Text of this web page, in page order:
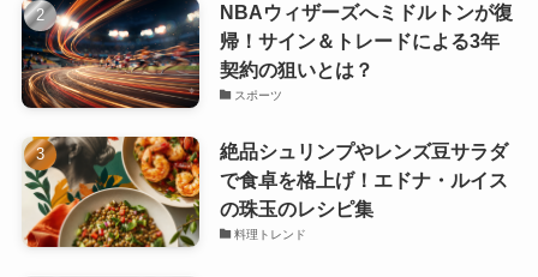
NBAウィザーズへミドルトンが復
帰！サイン＆トレードによる3年
契約の狙いとは？
スポーツ
絶品シュリンプやレンズ豆サラダ
で食卓を格上げ！エドナ・ルイス
の珠玉のレシピ集
料理トレンド